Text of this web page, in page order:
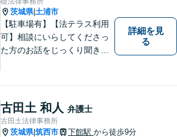
ください。
茨城県| 土浦市
【駐車場有】【法テラス利用
可】相談にいらしてくださっ
た方のお話をじっくり聞き、
相談は早めの相談が大切で
す。皆様が相談しやすい環境
を整えておりますので、お気
軽にご相談ください。
詳細を見
る
古田土 和人 弁護士
古田土法律事務所
茨城県|筑西市 下館駅 から徒歩9分